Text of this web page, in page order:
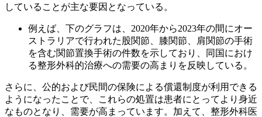
していることが主な要因となっている。
例えば、下のグラフは、2020年から2023年の間にオー
ストラリアで行われた股関節、膝関節、肩関節の手術
を含む関節置換手術の件数を示しており、同国におけ
る整形外科的治療への需要の高まりを反映している。
さらに、公的および民間の保険による償還制度が利用できる
ようになったことで、これらの処置は患者にとってより身近
なものとなり、需要が高まっています。加えて、整形外科医